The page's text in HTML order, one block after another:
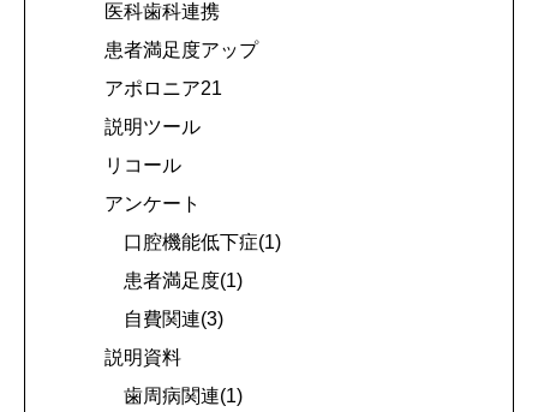
医科歯科連携
患者満足度アップ
アポロニア21
説明ツール
リコール
アンケート
口腔機能低下症(1)
患者満足度(1)
自費関連(3)
説明資料
歯周病関連(1)